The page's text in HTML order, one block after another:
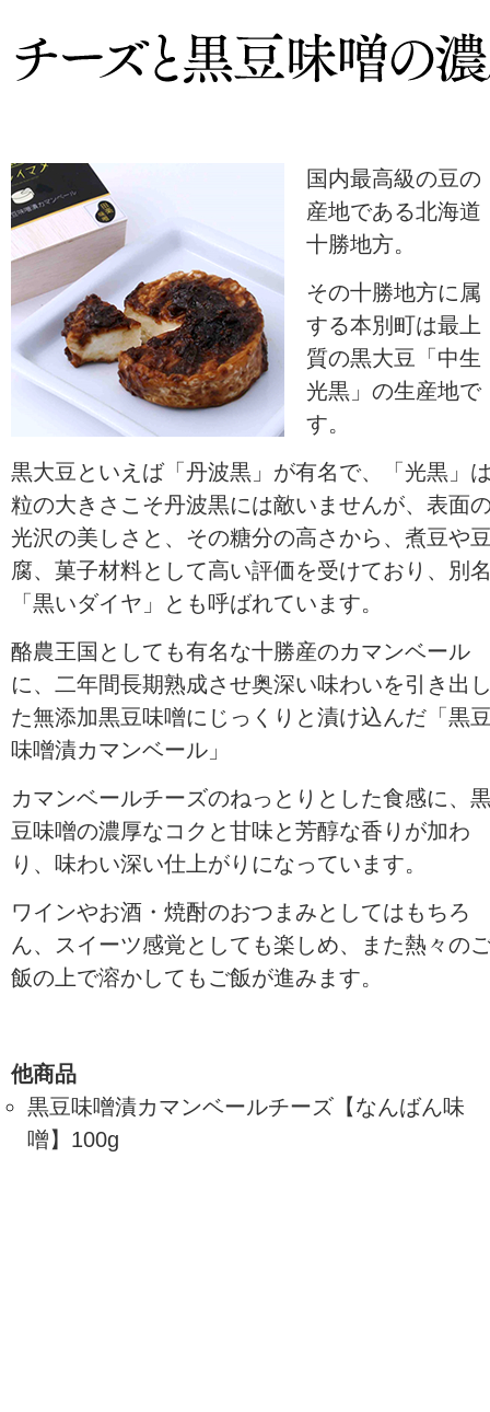
国内最高級の豆の
産地である北海道
十勝地方。
その十勝地方に属
する本別町は最上
質の黒大豆「中生
光黒」の生産地で
す。
黒大豆といえば「丹波黒」が有名で、「光黒」
粒の大きさこそ丹波黒には敵いませんが、表面
光沢の美しさと、その糖分の高さから、煮豆や
腐、菓子材料として高い評価を受けており、別
「黒いダイヤ」とも呼ばれています。
酪農王国としても有名な十勝産のカマンベール
に、二年間長期熟成させ奥深い味わいを引き出
た無添加黒豆味噌にじっくりと漬け込んだ「黒
味噌漬カマンベール」
カマンベールチーズのねっとりとした食感に、
豆味噌の濃厚なコクと甘味と芳醇な香りが加わ
り、味わい深い仕上がりになっています。
ワインやお酒・焼酎のおつまみとしてはもちろ
ん、スイーツ感覚としても楽しめ、また熱々の
飯の上で溶かしてもご飯が進みます。
他商品
黒豆味噌漬カマンベールチーズ【なんばん味
噌】100g